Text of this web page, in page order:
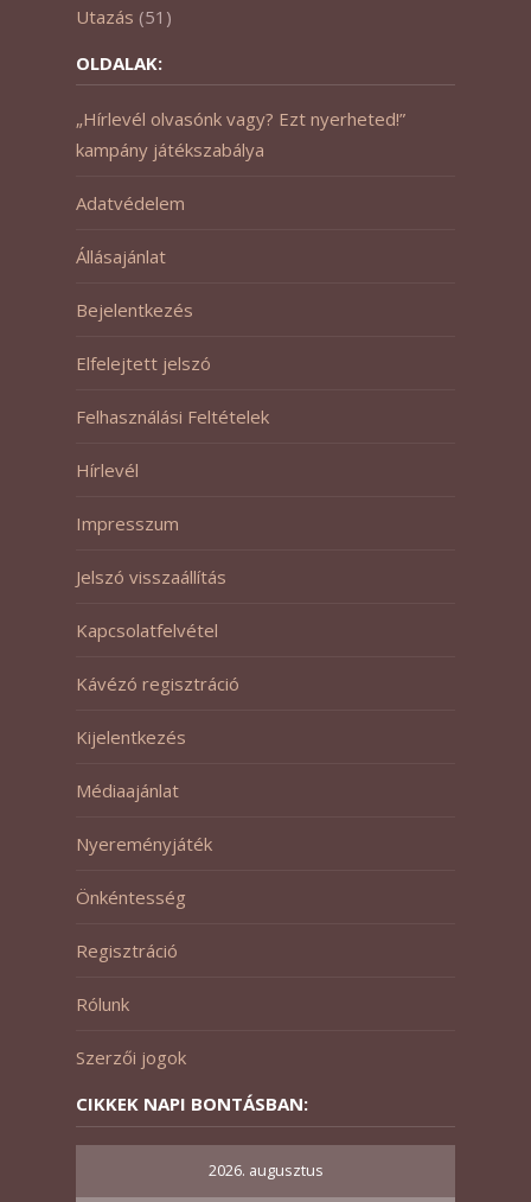
Utazás (51)
OLDALAK:
„Hírlevél olvasónk vagy? Ezt nyerheted!”
kampány játékszabálya
Adatvédelem
Állásajánlat
Bejelentkezés
Elfelejtett jelszó
Felhasználási Feltételek
Hírlevél
Impresszum
Jelszó visszaállítás
Kapcsolatfelvétel
Kávézó regisztráció
Kijelentkezés
Médiaajánlat
Nyereményjáték
Önkéntesség
Regisztráció
Rólunk
Szerzői jogok
CIKKEK NAPI BONTÁSBAN:
2026. augusztus